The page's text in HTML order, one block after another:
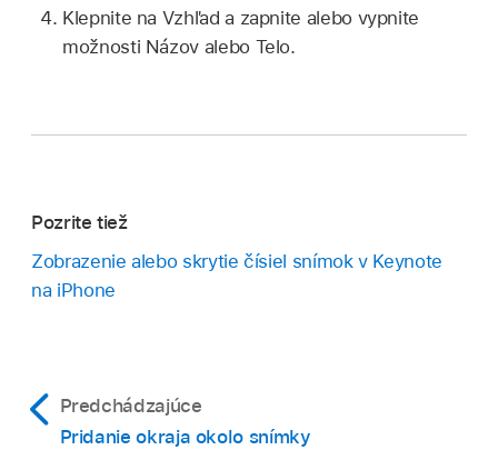
Klepnite na Vzhľad a zapnite alebo vypnite
možnosti Názov alebo Telo.
Pozrite tiež
Zobrazenie alebo skrytie čísiel snímok v Keynote
na iPhone
Predchádzajúce
Pridanie okraja okolo snímky